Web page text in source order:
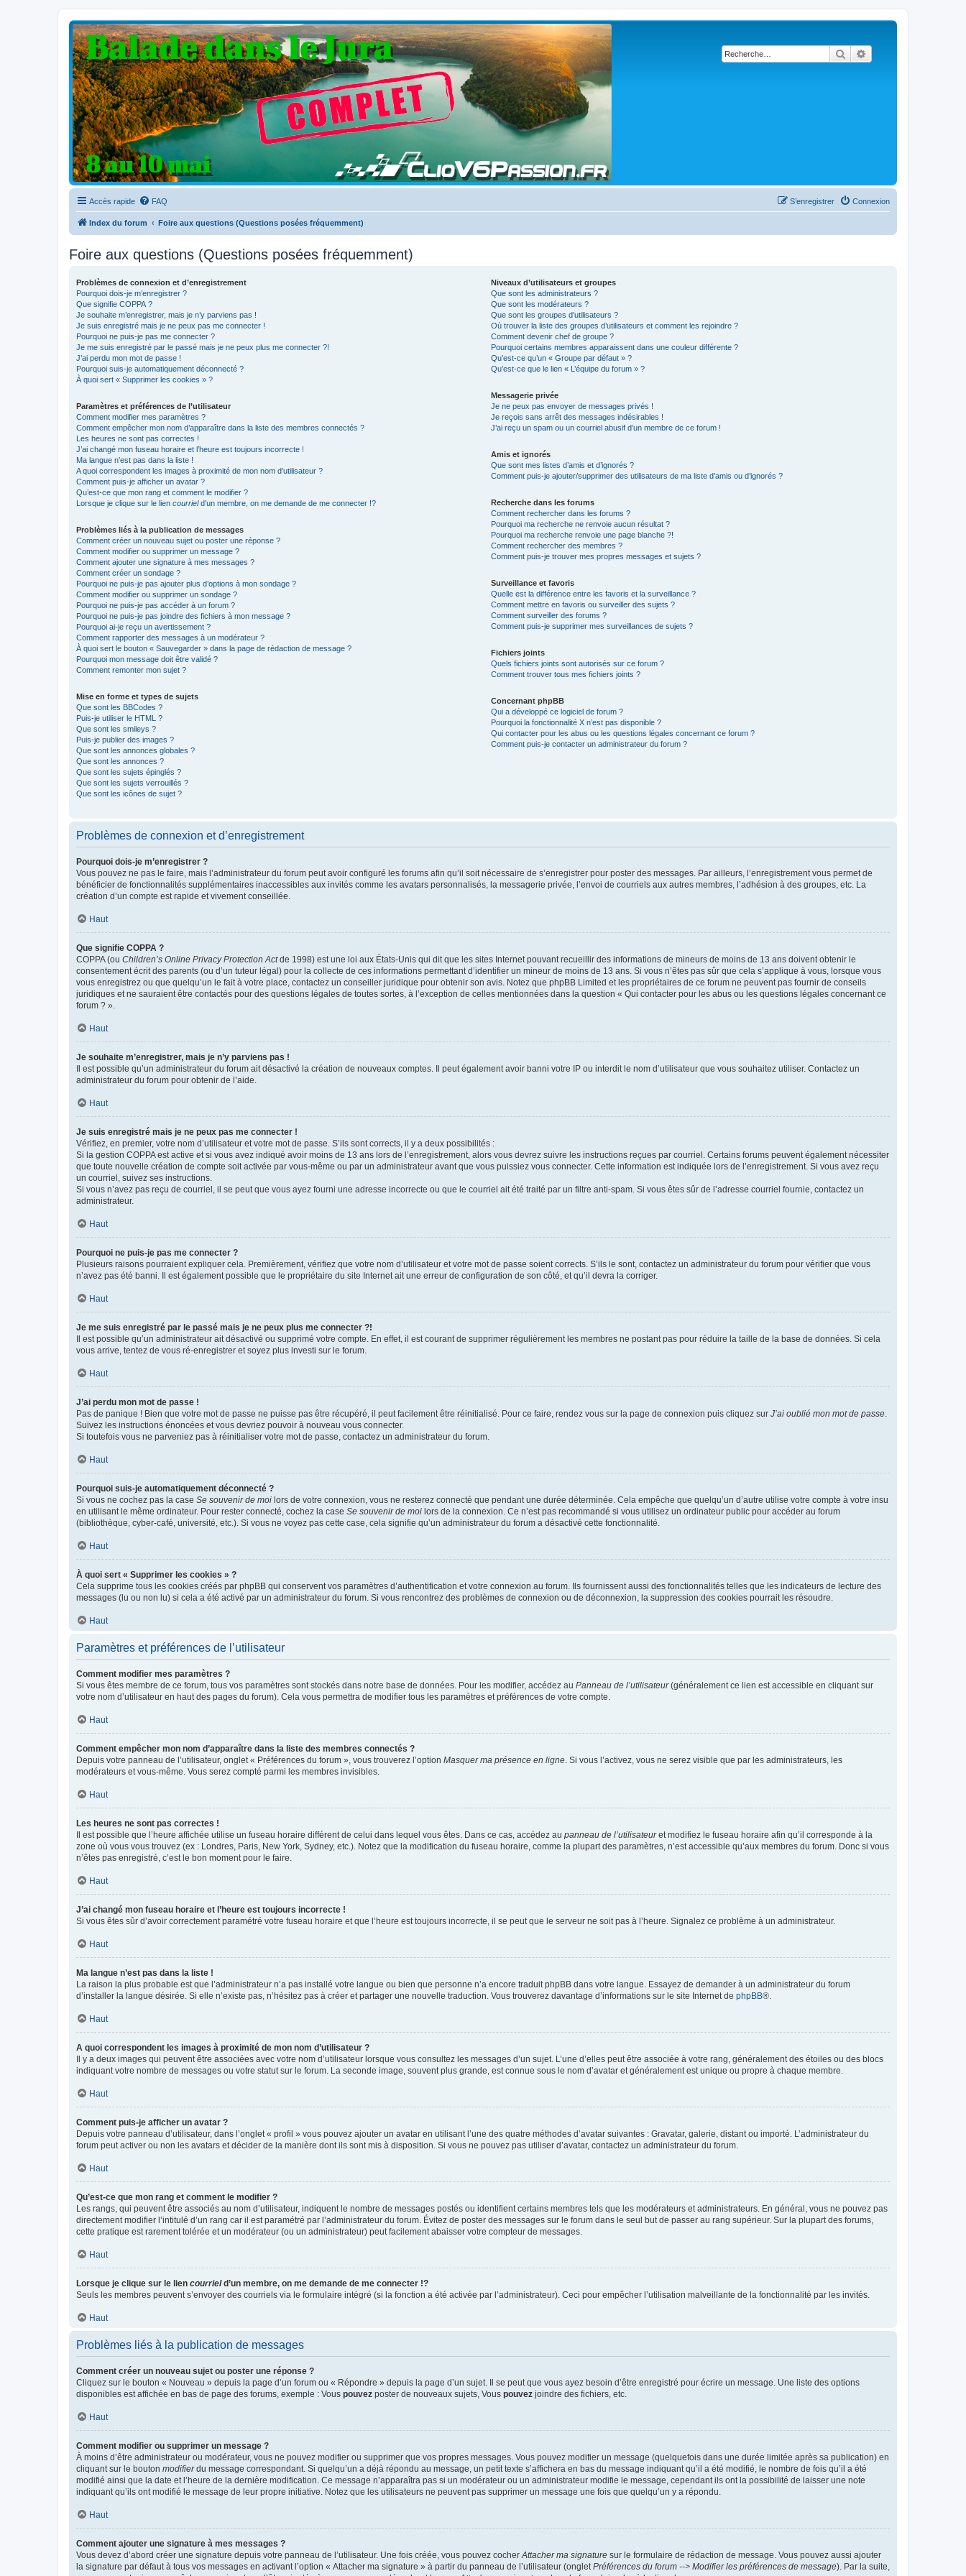
Rechercher
Clio V6 Passion
Le site français des passionnés de Clio V6
Accès rapide FAQ Connexion
S’enregistrer
Index du forum Foire aux questions (Questions posées fréquemment)
Foire aux questions (Questions posées fréquemment)
Problèmes de connexion et d’enregistrement
Pourquoi dois-je m’enregistrer ?
Que signifie COPPA ?
Je souhaite m’enregistrer, mais je n’y parviens pas !
Je suis enregistré mais je ne peux pas me connecter !
Pourquoi ne puis-je pas me connecter ?
Je me suis enregistré par le passé mais je ne peux plus me connecter ?!
J’ai perdu mon mot de passe !
Pourquoi suis-je automatiquement déconnecté ?
À quoi sert « Supprimer les cookies » ?
Paramètres et préférences de l’utilisateur
Comment modifier mes paramètres ?
Comment empêcher mon nom d’apparaître dans la liste des membres connectés ?
Les heures ne sont pas correctes !
J’ai changé mon fuseau horaire et l’heure est toujours incorrecte !
Ma langue n’est pas dans la liste !
A quoi correspondent les images à proximité de mon nom d’utilisateur ?
Comment puis-je afficher un avatar ?
Qu’est-ce que mon rang et comment le modifier ?
Lorsque je clique sur le lien courrield’un membre, on me demande de me connecter !?
Problèmes liés à la publication de messages
Comment créer un nouveau sujet ou poster une réponse ?
Comment modifier ou supprimer un message ?
Comment ajouter une signature à mes messages ?
Comment créer un sondage ?
Pourquoi ne puis-je pas ajouter plus d’options à mon sondage ?
Comment modifier ou supprimer un sondage ?
Pourquoi ne puis-je pas accéder à un forum ?
Pourquoi ne puis-je pas joindre des fichiers à mon message ?
Pourquoi ai-je reçu un avertissement ?
Comment rapporter des messages à un modérateur ?
À quoi sert le bouton « Sauvegarder » dans la page de rédaction de message ?
Pourquoi mon message doit être validé ?
Comment remonter mon sujet ?
Mise en forme et types de sujets
Que sont les BBCodes ?
Puis-je utiliser le HTML ?
Que sont les smileys ?
Puis-je publier des images ?
Que sont les annonces globales ?
Que sont les annonces ?
Que sont les sujets épinglés ?
Que sont les sujets verrouillés ?
Que sont les icônes de sujet ?
Niveaux d’utilisateurs et groupes
Que sont les administrateurs ?
Que sont les modérateurs ?
Que sont les groupes d’utilisateurs ?
Où trouver la liste des groupes d’utilisateurs et comment les rejoindre ?
Comment devenir chef de groupe ?
Pourquoi certains membres apparaissent dans une couleur différente ?
Qu’est-ce qu’un « Groupe par défaut » ?
Qu’est-ce que le lien « L’équipe du forum » ?
Messagerie privée
Je ne peux pas envoyer de messages privés !
Je reçois sans arrêt des messages indésirables !
J’ai reçu un spam ou un courriel abusif d’un membre de ce forum !
Amis et ignorés
Que sont mes listes d’amis et d’ignorés ?
Comment puis-je ajouter/supprimer des utilisateurs de ma liste d’amis ou d’ignorés ?
Recherche dans les forums
Comment rechercher dans les forums ?
Pourquoi ma recherche ne renvoie aucun résultat ?
Pourquoi ma recherche renvoie une page blanche ?!
Comment rechercher des membres ?
Comment puis-je trouver mes propres messages et sujets ?
Surveillance et favoris
Quelle est la différence entre les favoris et la surveillance ?
Comment mettre en favoris ou surveiller des sujets ?
Comment surveiller des forums ?
Comment puis-je supprimer mes surveillances de sujets ?
Fichiers joints
Quels fichiers joints sont autorisés sur ce forum ?
Comment trouver tous mes fichiers joints ?
Concernant phpBB
Qui a développé ce logiciel de forum ?
Pourquoi la fonctionnalité X n’est pas disponible ?
Qui contacter pour les abus ou les questions légales concernant ce forum ?
Comment puis-je contacter un administrateur du forum ?
Problèmes de connexion et d’enregistrement
Pourquoi dois-je m’enregistrer ?
Vous pouvez ne pas le faire, mais l’administrateur du forum peut avoir configuré les forums afin qu’il soit nécessaire de s’enregistrer pour poster des messages. Par ailleurs, l’enregistrement vous permet de
bénéficier de fonctionnalités supplémentaires inaccessibles aux invités comme les avatars personnalisés, la messagerie privée, l’envoi de courriels aux autres membres, l’adhésion à des groupes, etc. La
création d’un compte est rapide et vivement conseillée.
Haut
Que signifie COPPA ?
COPPA (ou Children’s Online Privacy Protection Actde 1998) est une loi aux États-Unis qui dit que les sites Internet pouvant recueillir des informations de mineurs de moins de 13 ans doivent obtenir le
consentement écrit des parents (ou d’un tuteur légal) pour la collecte de ces informations permettant d’identifier un mineur de moins de 13 ans. Si vous n’êtes pas sûr que cela s’applique à vous, lorsque vous
vous enregistrez ou que quelqu’un le fait à votre place, contactez un conseiller juridique pour obtenir son avis. Notez que phpBB Limited et les propriétaires de ce forum ne peuvent pas fournir de conseils
juridiques et ne sauraient être contactés pour des questions légales de toutes sortes, à l’exception de celles mentionnées dans la question « Qui contacter pour les abus ou les questions légales concernant ce
forum ? ».
Haut
Je souhaite m’enregistrer, mais je n’y parviens pas !
Il est possible qu’un administrateur du forum ait désactivé la création de nouveaux comptes. Il peut également avoir banni votre IP ou interdit le nom d’utilisateur que vous souhaitez utiliser. Contactez un
administrateur du forum pour obtenir de l’aide.
Haut
Je suis enregistré mais je ne peux pas me connecter !
Vérifiez, en premier, votre nom d’utilisateur et votre mot de passe. S’ils sont corrects, il y a deux possibilités :
Si la gestion COPPA est active et si vous avez indiqué avoir moins de 13 ans lors de l’enregistrement, alors vous devrez suivre les instructions reçues par courriel. Certains forums peuvent également nécessiter
que toute nouvelle création de compte soit activée par vous-même ou par un administrateur avant que vous puissiez vous connecter. Cette information est indiquée lors de l’enregistrement. Si vous avez reçu
un courriel, suivez ses instructions.
Si vous n’avez pas reçu de courriel, il se peut que vous ayez fourni une adresse incorrecte ou que le courriel ait été traité par un filtre anti-spam. Si vous êtes sûr de l’adresse courriel fournie, contactez un
administrateur.
Haut
Pourquoi ne puis-je pas me connecter ?
Plusieurs raisons pourraient expliquer cela. Premièrement, vérifiez que votre nom d’utilisateur et votre mot de passe soient corrects. S’ils le sont, contactez un administrateur du forum pour vérifier que vous
n’avez pas été banni. Il est également possible que le propriétaire du site Internet ait une erreur de configuration de son côté, et qu’il devra la corriger.
Haut
Je me suis enregistré par le passé mais je ne peux plus me connecter ?!
Il est possible qu’un administrateur ait désactivé ou supprimé votre compte. En effet, il est courant de supprimer régulièrement les membres ne postant pas pour réduire la taille de la base de données. Si cela
vous arrive, tentez de vous ré-enregistrer et soyez plus investi sur le forum.
Haut
J’ai perdu mon mot de passe !
Pas de panique ! Bien que votre mot de passe ne puisse pas être récupéré, il peut facilement être réinitialisé. Pour ce faire, rendez vous sur la page de connexion puis cliquez sur J’ai oublié mon mot de passe.
Suivez les instructions énoncées et vous devriez pouvoir à nouveau vous connecter.
Si toutefois vous ne parveniez pas à réinitialiser votre mot de passe, contactez un administrateur du forum.
Haut
Pourquoi suis-je automatiquement déconnecté ?
Si vous ne cochez pas la case Se souvenir de moi lors de votre connexion, vous ne resterez connecté que pendant une durée déterminée. Cela empêche que quelqu’un d’autre utilise votre compte à votre insu
en utilisant le même ordinateur. Pour rester connecté, cochez la case Se souvenir de moi lors de la connexion. Ce n’est pas recommandé si vous utilisez un ordinateur public pour accéder au forum
(bibliothèque, cyber-café, université, etc.). Si vous ne voyez pas cette case, cela signifie qu’un administrateur du forum a désactivé cette fonctionnalité.
Haut
À quoi sert « Supprimer les cookies » ?
Cela supprime tous les cookies créés par phpBB qui conservent vos paramètres d’authentification et votre connexion au forum. Ils fournissent aussi des fonctionnalités telles que les indicateurs de lecture des
messages (lu ou non lu) si cela a été activé par un administrateur du forum. Si vous rencontrez des problèmes de connexion ou de déconnexion, la suppression des cookies pourrait les résoudre.
Haut
Paramètres et préférences de l’utilisateur
Comment modifier mes paramètres ?
Si vous êtes membre de ce forum, tous vos paramètres sont stockés dans notre base de données. Pour les modifier, accédez au Panneau de l’utilisateur(généralement ce lien est accessible en cliquant sur
votre nom d’utilisateur en haut des pages du forum). Cela vous permettra de modifier tous les paramètres et préférences de votre compte.
Haut
Comment empêcher mon nom d’apparaître dans la liste des membres connectés ?
Depuis votre panneau de l’utilisateur, onglet « Préférences du forum », vous trouverez l’option Masquer ma présence en ligne. Si vous l’activez, vous ne serez visible que par les administrateurs, les
modérateurs et vous-même. Vous serez compté parmi les membres invisibles.
Haut
Les heures ne sont pas correctes !
Il est possible que l’heure affichée utilise un fuseau horaire différent de celui dans lequel vous êtes. Dans ce cas, accédez au panneau de l’utilisateuret modifiez le fuseau horaire afin qu’il corresponde à la
zone où vous vous trouvez (ex : Londres, Paris, New York, Sydney, etc.). Notez que la modification du fuseau horaire, comme la plupart des paramètres, n’est accessible qu’aux membres du forum. Donc si vous
n’êtes pas enregistré, c’est le bon moment pour le faire.
Haut
J’ai changé mon fuseau horaire et l’heure est toujours incorrecte !
Si vous êtes sûr d’avoir correctement paramétré votre fuseau horaire et que l’heure est toujours incorrecte, il se peut que le serveur ne soit pas à l’heure. Signalez ce problème à un administrateur.
Haut
Ma langue n’est pas dans la liste !
La raison la plus probable est que l’administrateur n’a pas installé votre langue ou bien que personne n’a encore traduit phpBB dans votre langue. Essayez de demander à un administrateur du forum
d’installer la langue désirée. Si elle n’existe pas, n’hésitez pas à créer et partager une nouvelle traduction. Vous trouverez davantage d’informations sur le site Internet de phpBB®.
Haut
A quoi correspondent les images à proximité de mon nom d’utilisateur ?
Il y a deux images qui peuvent être associées avec votre nom d’utilisateur lorsque vous consultez les messages d’un sujet. L’une d’elles peut être associée à votre rang, généralement des étoiles ou des blocs
indiquant votre nombre de messages ou votre statut sur le forum. La seconde image, souvent plus grande, est connue sous le nom d’avatar et généralement est unique ou propre à chaque membre.
Haut
Comment puis-je afficher un avatar ?
Depuis votre panneau d’utilisateur, dans l’onglet « profil » vous pouvez ajouter un avatar en utilisant l’une des quatre méthodes d’avatar suivantes : Gravatar, galerie, distant ou importé. L’administrateur du
forum peut activer ou non les avatars et décider de la manière dont ils sont mis à disposition. Si vous ne pouvez pas utiliser d’avatar, contactez un administrateur du forum.
Haut
Qu’est-ce que mon rang et comment le modifier ?
Les rangs, qui peuvent être associés au nom d’utilisateur, indiquent le nombre de messages postés ou identifient certains membres tels que les modérateurs et administrateurs. En général, vous ne pouvez pas
directement modifier l’intitulé d’un rang car il est paramétré par l’administrateur du forum. Évitez de poster des messages sur le forum dans le seul but de passer au rang supérieur. Sur la plupart des forums,
cette pratique est rarement tolérée et un modérateur (ou un administrateur) peut facilement abaisser votre compteur de messages.
Haut
Lorsque je clique sur le lien courrield’un membre, on me demande de me connecter !?
Seuls les membres peuvent s’envoyer des courriels via le formulaire intégré (si la fonction a été activée par l’administrateur). Ceci pour empêcher l’utilisation malveillante de la fonctionnalité par les invités.
Haut
Problèmes liés à la publication de messages
Comment créer un nouveau sujet ou poster une réponse ?
Cliquez sur le bouton « Nouveau » depuis la page d’un forum ou « Répondre » depuis la page d’un sujet. Il se peut que vous ayez besoin d’être enregistré pour écrire un message. Une liste des options
disponibles est affichée en bas de page des forums, exemple : Vous pouvez poster de nouveaux sujets, Vous pouvez joindre des fichiers, etc.
Haut
Comment modifier ou supprimer un message ?
À moins d’être administrateur ou modérateur, vous ne pouvez modifier ou supprimer que vos propres messages. Vous pouvez modifier un message (quelquefois dans une durée limitée après sa publication) en
cliquant sur le bouton modifierdu message correspondant. Si quelqu’un a déjà répondu au message, un petit texte s’affichera en bas du message indiquant qu’il a été modifié, le nombre de fois qu’il a été
modifié ainsi que la date et l’heure de la dernière modification. Ce message n’apparaîtra pas si un modérateur ou un administrateur modifie le message, cependant ils ont la possibilité de laisser une note
indiquant qu’ils ont modifié le message de leur propre initiative. Notez que les utilisateurs ne peuvent pas supprimer un message une fois que quelqu’un y a répondu.
Haut
Comment ajouter une signature à mes messages ?
Vous devez d’abord créer une signature depuis votre panneau de l’utilisateur. Une fois créée, vous pouvez cocherAttacher ma signature sur le formulaire de rédaction de message. Vous pouvez aussi ajouter
la signature par défaut à tous vos messages en activant l’option « Attacher ma signature » à partir du panneau de l’utilisateur (ongletPréférences du forum --> Modifier les préférences de message). Par la suite,